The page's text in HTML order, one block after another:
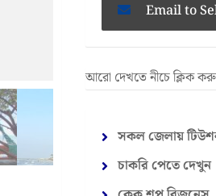
Email to
আরো দেখতে নীচে ক্লিক
সকল জেলায়
চাকরি পেতে দেখুন